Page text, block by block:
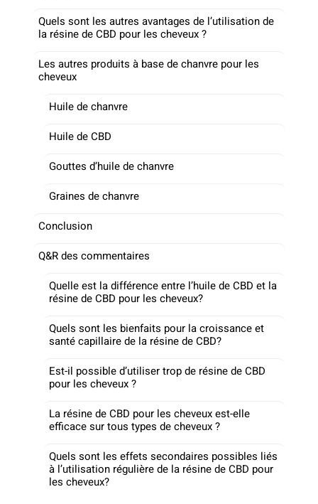
Quels sont les autres avantages de l’utilisation de
la résine de CBD pour les cheveux ?
Les autres produits à base de chanvre pour les
cheveux
Huile de chanvre
Huile de CBD
Gouttes d’huile de chanvre
Graines de chanvre
Conclusion
Q&R des commentaires
Quelle est la différence entre l’huile de CBD et la
résine de CBD pour les cheveux?
Quels sont les bienfaits pour la croissance et
santé capillaire de la résine de CBD?
Est-il possible d’utiliser trop de résine de CBD
pour les cheveux ?
La résine de CBD pour les cheveux est-elle
efficace sur tous types de cheveux ?
Quels sont les effets secondaires possibles liés
à l’utilisation régulière de la résine de CBD pour
les cheveux?